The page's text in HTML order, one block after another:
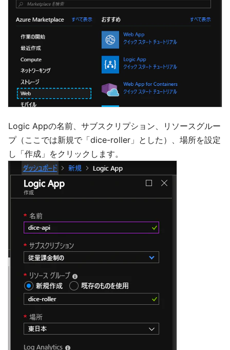
Logic Appの名前、サブスクリプション、リソースグルー
プ（ここでは新規で「dice-roller」とした）、場所を設定
し「作成」をクリックします。